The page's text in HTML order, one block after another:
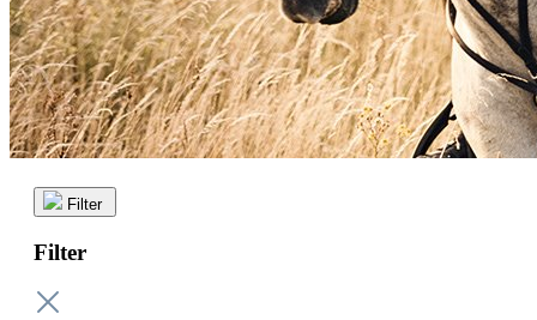
Filter
Filter